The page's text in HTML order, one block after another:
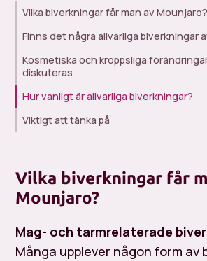
Vilka biverkningar får man av Mounjaro?
Finns det några allvarliga biverkningar
Kosmetiska och kroppsliga
diskuteras
Hur vanligt är allvarliga biverkningar?
Viktigt att tänka på
Vilka biverkningar får
Mounjaro?
Mag- och tarmrelaterade
Många upplever någon form av